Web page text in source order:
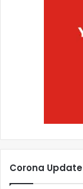
Corona Update